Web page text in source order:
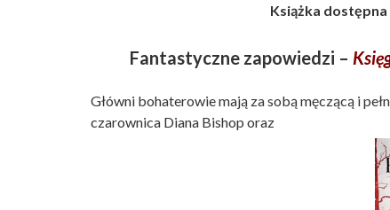
Książka
Fantastyczne zapowiedzi –
Główni bohaterowie mają za sobą męczącą i
czarownica Diana Bishop oraz